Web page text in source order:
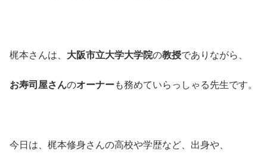
梶本さんは、 大阪市立大学大学院の教授でありながら、
お寿司屋さんのオーナーも務めていらっしゃる先生です。
今日は、梶本修身さんの高校や学歴など、出身や、